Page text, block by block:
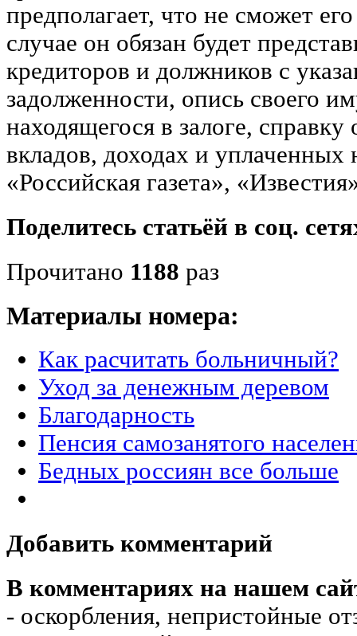
предполагает, что не сможет
случае он обязан будет
кредиторов и должников с
задолженности, опись своего
находящегося в залоге,
вкладов, доходах и уплаченных
«Российская газета»,
Поделитесь статьёй в соц.
Прочитано 1188 раз
Материалы номера:
Как расчитать больничный?
Уход за денежным деревом
Благодарность
Пенсия самозанятого
Бедных россиян все больше
Добавить комментарий
В комментариях на нашем
- оскорбления, непристойные